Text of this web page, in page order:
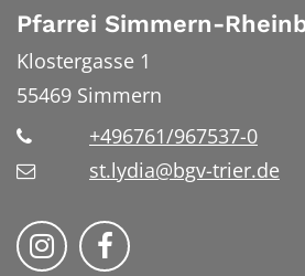
Pfarrei Simmern-
Klostergasse 1
55469 Simmern
+496761/967537-0
st.lydia@bgv-trier.de
Wir auf Instragram
Wir auf Facebook